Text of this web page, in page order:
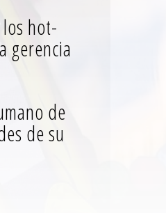
hot-
gerencia
de
de su